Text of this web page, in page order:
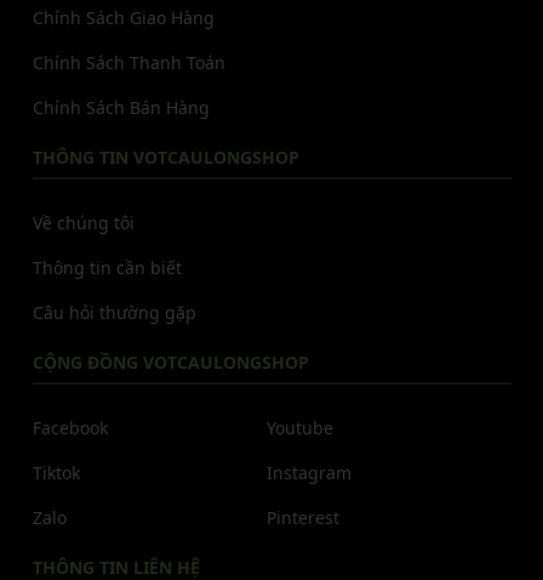
Chính Sách Giao Hàng
Chính Sách Thanh Toán
Chính Sách Bán Hàng
THÔNG TIN VOTCAULONGSHOP
Về chúng tôi
Thông tin cần biết
Câu hỏi thường gặp
CỘNG ĐỒNG VOTCAULONGSHOP
Facebook
Tiktok
Zalo
Youtube
Instagram
Pinterest
THÔNG TIN LIÊN HỆ